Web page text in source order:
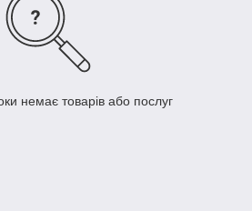
немає товарів або послуг